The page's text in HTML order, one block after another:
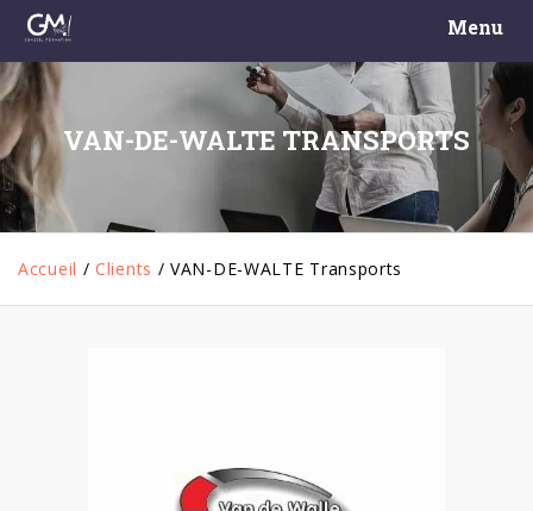
Menu
VAN-DE-WALTE TRANSPORTS
Accueil /Clients /VAN-DE-WALTE Transports